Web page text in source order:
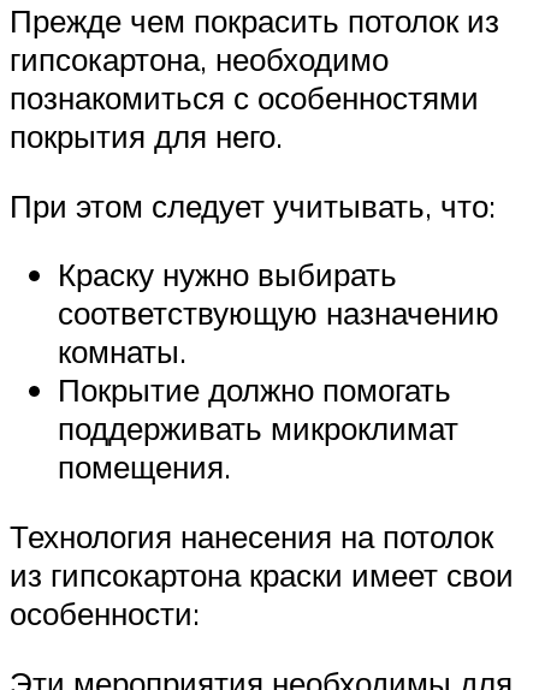
Прежде чем покрасить потолок из
гипсокартона, необходимо
познакомиться с особенностями
покрытия для него.
При этом следует учитывать, что:
Краску нужно выбирать
соответствующую назначению
комнаты.
Покрытие должно помогать
поддерживать микроклимат
помещения.
Технология нанесения на потолок
из гипсокартона краски имеет свои
особенности: